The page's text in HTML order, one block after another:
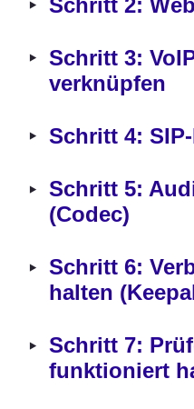
‣
‣ Schritt 3:
verknüpfen
‣ Schritt 4:
‣ Schritt 5:
(Codec)
‣ Schritt 6:
halten
‣ Schritt 7:
funktioniert